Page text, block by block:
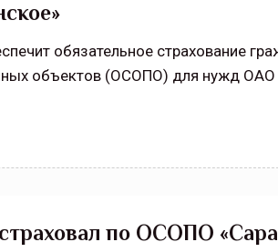
обязательное страхование
объектов (ОСОПО) для нужд ОАО
по ОСОПО